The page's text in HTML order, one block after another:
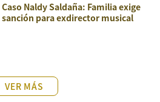
Caso Naldy Saldaña: Familia exige
sanción para exdirector musical
VER MÁS